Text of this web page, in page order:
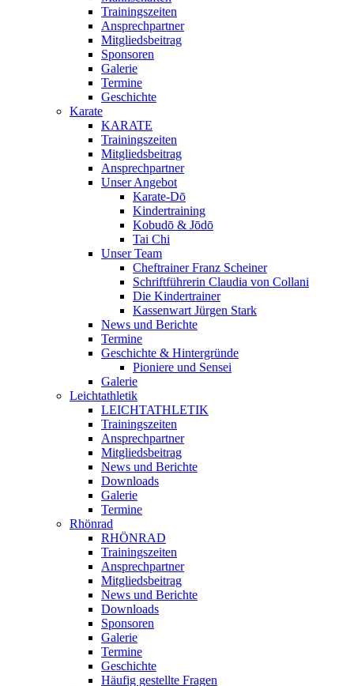
Trainingszeiten
Ansprechpartner
Mitgliedsbeitrag
Sponsoren
Galerie
Termine
Geschichte
Karate
KARATE
Trainingszeiten
Mitgliedsbeitrag
Ansprechpartner
Unser Angebot
Karate-Dō
Kindertraining
Kobudō & Jōdō
Tai Chi
Unser Team
Cheftrainer Franz Scheiner
Schriftführerin Claudia von Collani
Die Kindertrainer
Kassenwart Jürgen Stark
News und Berichte
Termine
Geschichte & Hintergründe
Pioniere und Sensei
Galerie
Leichtathletik
LEICHTATHLETIK
Trainingszeiten
Ansprechpartner
Mitgliedsbeitrag
News und Berichte
Downloads
Galerie
Termine
Rhönrad
RHÖNRAD
Trainingszeiten
Ansprechpartner
Mitgliedsbeitrag
News und Berichte
Downloads
Sponsoren
Galerie
Termine
Geschichte
Häufig gestellte Fragen